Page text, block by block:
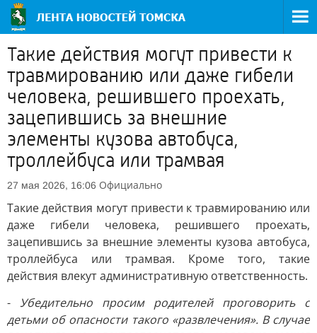
Такие действия могут привести к
травмированию или даже гибели
человека, решившего проехать,
зацепившись за внешние
элементы кузова автобуса,
троллейбуса или трамвая
27 мая 2026, 16:06 Официально
Такие действия могут привести к травмированию или
даже гибели человека, решившего проехать,
зацепившись за внешние элементы кузова автобуса,
троллейбуса или трамвая. Кроме того, такие
действия влекут административную ответственность.
- Убедительно просим родителей проговорить с
детьми об опасности такого «развлечения». В случае